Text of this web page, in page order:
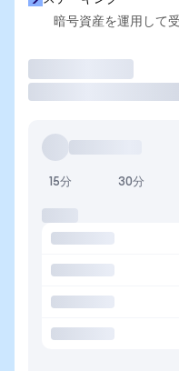
暗号資産を運用して
15分 30分